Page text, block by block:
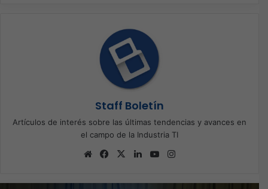
Staff Boletín
Artículos de interés sobre las últimas tendencias y avances en
el campo de la Industria TI
Sitio
Facebook
X LinkedInYouTube